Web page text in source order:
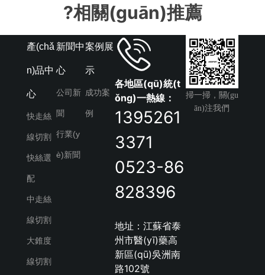
?相關(guān)推薦
產(chǎ
n)品中
心
快走絲
線切割
快絲選
配
中走絲
線切割
大錐度
線切割
新聞中
心
公司新
聞
行業(y
è)新聞
案例展
示
成功案
例
各地區(qū)統(t
ǒng)一熱線：
1395261
3371
0523-86
828396
地址：江蘇省泰
州市醫(yī)藥高
新區(qū)吳洲南
路102號
掃一掃，關(gu
ān)注我們